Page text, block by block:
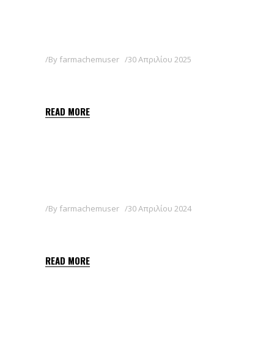
By farmachemuser 30 Απριλίου 2025
READ MORE
By farmachemuser 30 Απριλίου 2024
READ MORE